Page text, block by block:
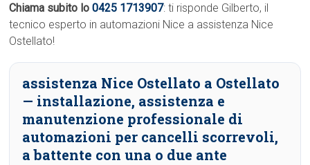
Chiama subito lo0425 1713907: ti risponde Gilberto, il
tecnico esperto in automazioni Nice a assistenza Nice
Ostellato!
assistenza Nice Ostellato a Ostellato
— installazione, assistenza e
manutenzione professionale di
automazioni per cancelli scorrevoli,
a battente con una o due ante